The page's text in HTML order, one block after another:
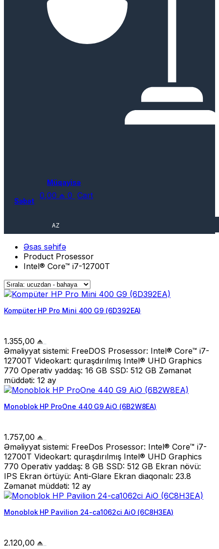
Müqayisə
0,00 ₼ 0 Cart
Səbət
AZ
Əsas səhifə
Product Prosessor
Intel® Core™ i7-12700T
Kompüter HP Pro Mini 400 G9 (6D392EA)
1.355,00 ₼
Əməliyyat sistemi: FreeDOS Prosessor: Intel® Core™ i7-
12700T Videokart: quraşdırılmış Intel® UHD Graphics
770 Operativ yaddaş: 16 GB SSD: 512 GB Zəmanət
müddəti: 12 ay
Monoblok HP ProOne 440 G9 AiO (6B2W8EA)
1.757,00 ₼
Əməliyyat sistemi: FreeDos Prosessor: Intel® Core™ i7-
12700T Videokart: quraşdırılmış Intel® UHD Graphics
770 Operativ yaddaş: 8 GB SSD: 512 GB Ekran növü:
IPS Ekran örtüyü: Anti-Glare Ekran diaqonalı: 23.8
Zəmanət müddəti: 12 ay
Monoblok HP Pavilion 24-ca1062ci AiO (6C8H3EA)
2.120,00 ₼